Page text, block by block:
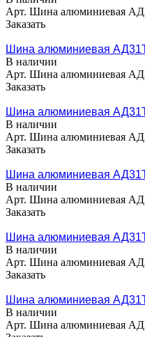
Арт. Шина алюминиевая
Заказать
Шина алюминиевая
В наличии
Арт. Шина алюминиевая
Заказать
Шина алюминиевая
В наличии
Арт. Шина алюминиевая
Заказать
Шина алюминиевая
В наличии
Арт. Шина алюминиевая
Заказать
Шина алюминиевая
В наличии
Арт. Шина алюминиевая
Заказать
Шина алюминиевая
В наличии
Арт. Шина алюминиевая